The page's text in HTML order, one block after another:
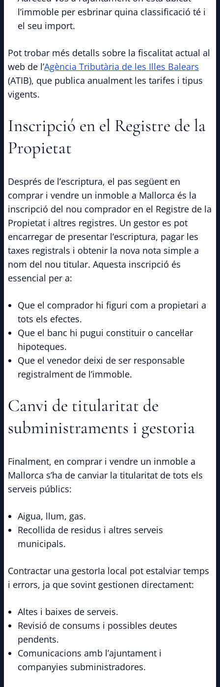
l’immoble per esbrinar quina classificació té i
el seu import.
Pot trobar més detalls sobre la fiscalitat actual al
web de l’Agència Tributària de les Illes Balears
(ATIB), que publica anualment les tarifes i tipus
vigents.
Inscripció en el Registre de la
Propietat
Després de l’escriptura, el pas següent en
comprar i vendre un inmoble a Mallorca és la
inscripció del nou comprador en el Registre de la
Propietat i altres registres. Un gestor es pot
encarregar de presentar l’escriptura, pagar les
taxes registrals i obtenir la nova nota simple a
nom del nou titular. Aquesta inscripció és
essencial per a:
Que el comprador hi figuri com a propietari a
tots els efectes.
Que el banc hi pugui constituir o cancel·lar
hipoteques.
Que el venedor deixi de ser responsable
registralment de l’immoble.
Canvi de titularitat de
subministraments i gestoria
Finalment, en comprar i vendre un inmoble a
Mallorca s’ha de canviar la titularitat de tots els
serveis públics:
Aigua, llum, gas.
Recollida de residus i altres serveis
municipals.
Contractar una gestorIa local pot estalviar temps
i errors, ja que sovint gestionen directament:
Altes i baixes de serveis.
Revisió de consums i possibles deutes
pendents.
Comunicacions amb l’ajuntament i
companyies subministradores.